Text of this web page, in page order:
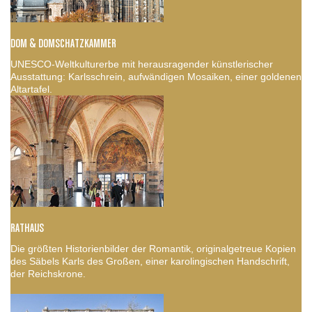
DOM & DOMSCHATZKAMMER
UNESCO-Weltkulturerbe mit herausragender künstlerischer
Ausstattung: Karlsschrein, aufwändigen Mosaiken, einer goldenen
Altartafel.
RATHAUS
Die größten Historienbilder der Romantik, originalgetreue Kopien
des Säbels Karls des Großen, einer karolingischen Handschrift,
der Reichskrone.